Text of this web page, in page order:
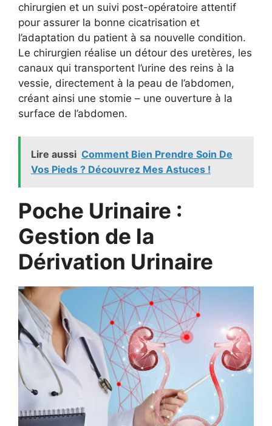
chirurgien et un suivi post-opératoire attentif
pour assurer la bonne cicatrisation et
l’adaptation du patient à sa nouvelle condition.
Le chirurgien réalise un détour des uretères, les
canaux qui transportent l’urine des reins à la
vessie, directement à la peau de l’abdomen,
créant ainsi une stomie – une ouverture à la
surface de l’abdomen.
Lire aussi Comment Bien Prendre Soin De
Vos Pieds ? Découvrez Mes Astuces !
Poche Urinaire :
Gestion de la
Dérivation Urinaire